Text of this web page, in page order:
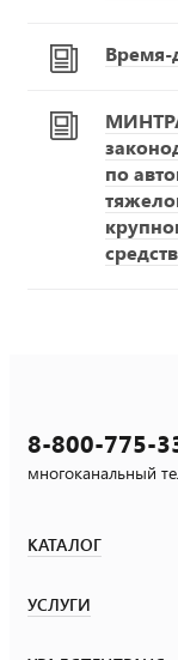
Время-
по
8-800-775-
многоканальный
КАТАЛОГ
УСЛУГИ